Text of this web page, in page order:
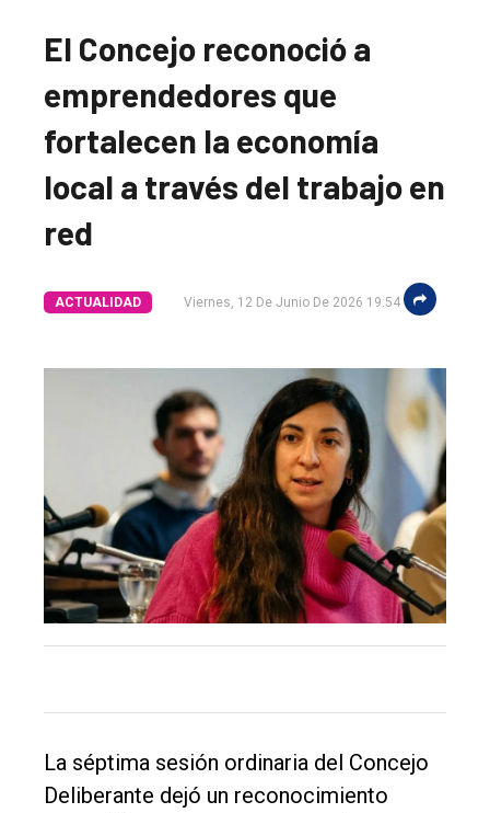
El Concejo reconoció a
emprendedores que
fortalecen la economía
local a través del trabajo en
red
ACTUALIDAD Viernes, 12 De Junio De 2026 19:54
La séptima sesión ordinaria del Concejo
Deliberante dejó un reconocimiento